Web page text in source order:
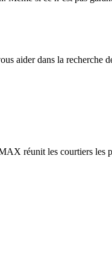
aider dans la recherche
réunit les courtiers les